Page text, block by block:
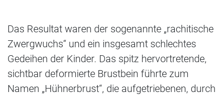
Das Resultat waren der sogenannte „rachitische
Zwergwuchs“ und ein insgesamt schlechtes
Gedeihen der Kinder. Das spitz hervortretende,
sichtbar deformierte Brustbein führte zum
Namen „Hühnerbrust“, die aufgetriebenen, durch